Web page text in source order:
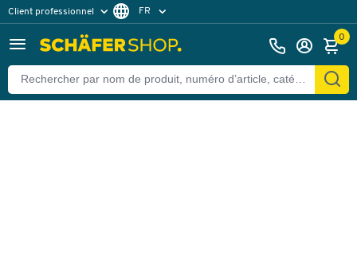
Client professionnel
Client particulier
FR
0
Retour